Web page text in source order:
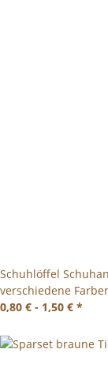
Schuhlöffel
verschiedene
0,80 € - 1,50 € *